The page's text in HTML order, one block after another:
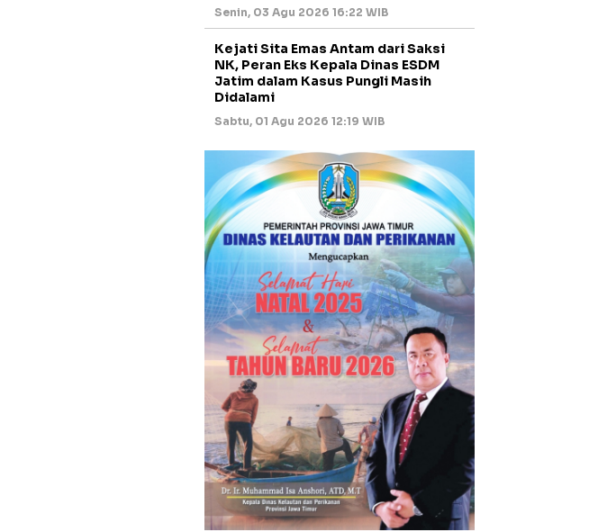
Senin, 03 Agu 2026 16:22 WIB
Kejati Sita Emas Antam dari Saksi
NK, Peran Eks Kepala Dinas ESDM
Jatim dalam Kasus Pungli Masih
Didalami
Sabtu, 01 Agu 2026 12:19 WIB